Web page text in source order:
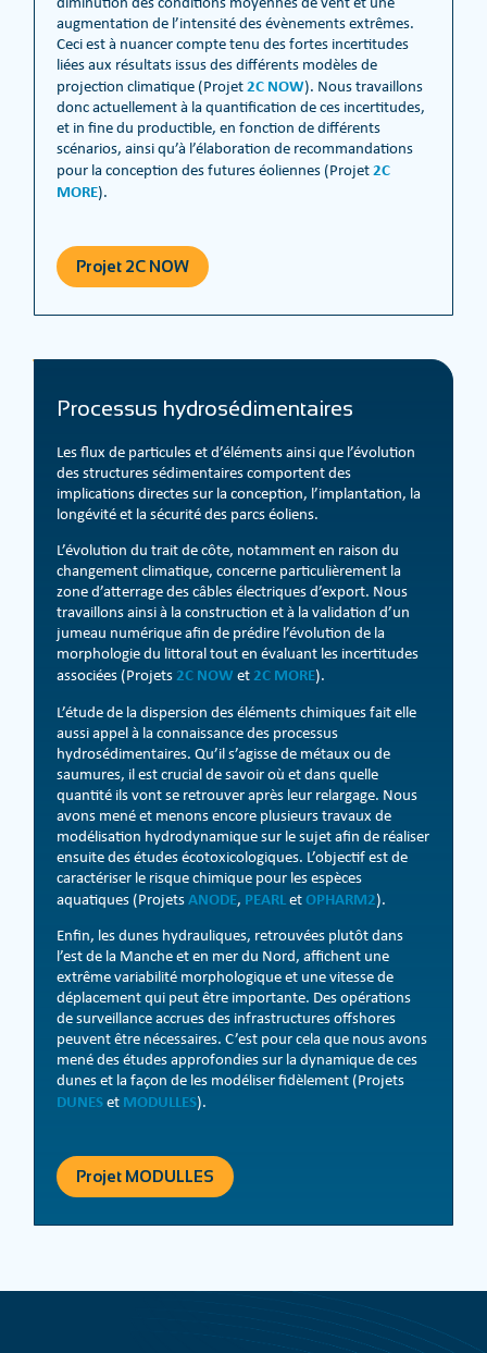
augmentation de l’intensité des évènements extrêmes.
Ceci est à nuancer compte tenu des fortes incertitudes
liées aux résultats issus des différents modèles de
projection climatique (Projet2C NOW). Nous travaillons
donc actuellement à la quantification de ces incertitudes,
et in fine du productible, en fonction de différents
scénarios, ainsi qu’à l’élaboration de recommandations
pour la conception des futures éoliennes (Projet2C
MORE).
Projet 2C NOW
Processus hydrosédimentaires
Les flux de particules et d’éléments ainsi que l’évolution
des structures sédimentaires comportent des
implications directes sur la conception, l’implantation, la
longévité et la sécurité des parcs éoliens.
L’évolution du trait de côte, notamment en raison du
changement climatique, concerne particulièrement la
zone d’atterrage des câbles électriques d’export. Nous
travaillons ainsi à la construction et à la validation d’un
jumeau numérique afin de prédire l’évolution de la
morphologie du littoral tout en évaluant les incertitudes
associées (Projets2C NOW et2C MORE).
L’étude de la dispersion des éléments chimiques fait elle
aussi appel à la connaissance des processus
hydrosédimentaires. Qu’il s’agisse de métaux ou de
saumures, il est crucial de savoir où et dans quelle
quantité ils vont se retrouver après leur relargage. Nous
avons mené et menons encore plusieurs travaux de
modélisation hydrodynamique sur le sujet afin de réaliser
ensuite des études écotoxicologiques. L’objectif est de
caractériser le risque chimique pour les espèces
aquatiques (ProjetsANODE, PEARLetOPHARM2).
Enfin, les dunes hydrauliques, retrouvées plutôt dans
l’est de la Manche et en mer du Nord, affichent une
extrême variabilité morphologique et une vitesse de
déplacement qui peut être importante. Des opérations
de surveillance accrues des infrastructures offshores
peuvent être nécessaires. C’est pour cela que nous avons
mené des études approfondies sur la dynamique de ces
dunes et la façon de les modéliser fidèlement (Projets
DUNESet MODULLES).
Projet MODULLES